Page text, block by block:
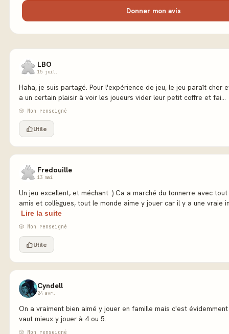
Donner mon avis
LBO
15 juil.
Haha, je suis partagé. Pour l'expérience de jeu, le jeu paraît cher
a un certain plaisir à voir les joueurs vider leur petit coffre et fai...
🎲 Non renseigné
Utile
Fredouille
13 mai
Un jeu excellent, et méchant :) Ca a marché du tonnerre avec tout
amis et collègues, tout le monde aime y jouer car il y a une vraie
Lire la suite
🎲 Non renseigné
Utile
Cyndell
24 avr.
On a vraiment bien aimé y jouer en famille mais c'est
vaut mieux y jouer à 4 ou 5.
🎲 Non renseigné